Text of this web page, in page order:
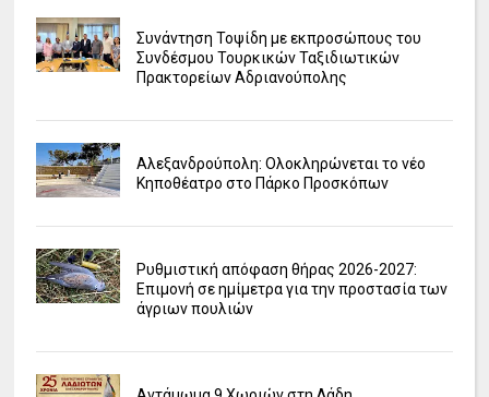
Συνάντηση Τοψίδη με εκπροσώπους του
Συνδέσμου Τουρκικών Ταξιδιωτικών
Πρακτορείων Αδριανούπολης
Αλεξανδρούπολη: Ολοκληρώνεται το νέο
Κηποθέατρο στο Πάρκο Προσκόπων
Ρυθμιστική απόφαση θήρας 2026-2027:
Επιμονή σε ημίμετρα για την προστασία των
άγριων πουλιών